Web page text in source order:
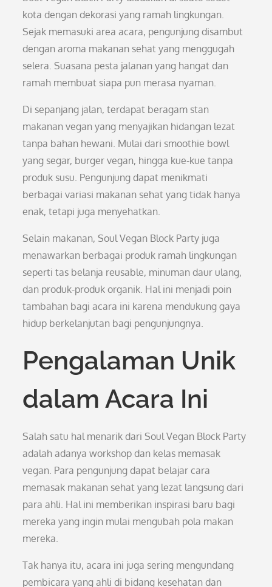
kota dengan dekorasi yang ramah lingkungan.
Sejak memasuki area acara, pengunjung disambut
dengan aroma makanan sehat yang menggugah
selera. Suasana pesta jalanan yang hangat dan
ramah membuat siapa pun merasa nyaman.
Di sepanjang jalan, terdapat beragam stan
makanan vegan yang menyajikan hidangan lezat
tanpa bahan hewani. Mulai dari smoothie bowl
yang segar, burger vegan, hingga kue-kue tanpa
produk susu. Pengunjung dapat menikmati
berbagai variasi makanan sehat yang tidak hanya
enak, tetapi juga menyehatkan.
Selain makanan, Soul Vegan Block Party juga
menawarkan berbagai produk ramah lingkungan
seperti tas belanja reusable, minuman daur ulang,
dan produk-produk organik. Hal ini menjadi poin
tambahan bagi acara ini karena mendukung gaya
hidup berkelanjutan bagi pengunjungnya.
Pengalaman Unik
dalam Acara Ini
Salah satu hal menarik dari Soul Vegan Block Party
adalah adanya workshop dan kelas memasak
vegan. Para pengunjung dapat belajar cara
memasak makanan sehat yang lezat langsung dari
para ahli. Hal ini memberikan inspirasi baru bagi
mereka yang ingin mulai mengubah pola makan
mereka.
Tak hanya itu, acara ini juga sering mengundang
pembicara yang ahli di bidang kesehatan dan